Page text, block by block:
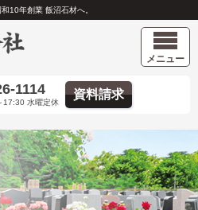
10年創業 飯沼石材へ。
メニュー
1114
17:30 水曜定休
資料請求